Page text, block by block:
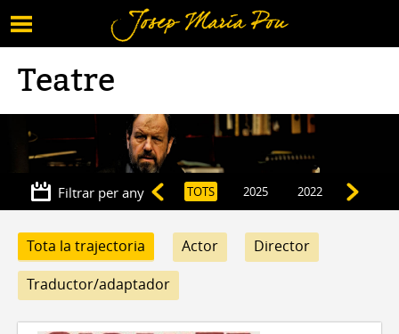
Tornar al contingut
Teatre
Filtrar per any TOTS 2025 2022 2020
Tota la trajectoria Actor
Director
Traductor/adaptador